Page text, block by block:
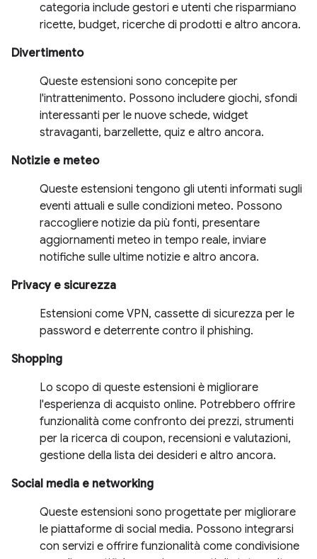
categoria include gestori e utenti che risparmiano
ricette, budget, ricerche di prodotti e altro ancora.
Divertimento
Queste estensioni sono concepite per
l'intrattenimento. Possono includere giochi, sfondi
interessanti per le nuove schede, widget
stravaganti, barzellette, quiz e altro ancora.
Notizie e meteo
Queste estensioni tengono gli utenti informati sugli
eventi attuali e sulle condizioni meteo. Possono
raccogliere notizie da più fonti, presentare
aggiornamenti meteo in tempo reale, inviare
notifiche sulle ultime notizie e altro ancora.
Privacy e sicurezza
Estensioni come VPN, cassette di sicurezza per le
password e deterrente contro il phishing.
Shopping
Lo scopo di queste estensioni è migliorare
l'esperienza di acquisto online. Potrebbero offrire
funzionalità come confronto dei prezzi, strumenti
per la ricerca di coupon, recensioni e valutazioni,
gestione della lista dei desideri e altro ancora.
Social media e networking
Queste estensioni sono progettate per migliorare
le piattaforme di social media. Possono integrarsi
con servizi e offrire funzionalità come condivisione